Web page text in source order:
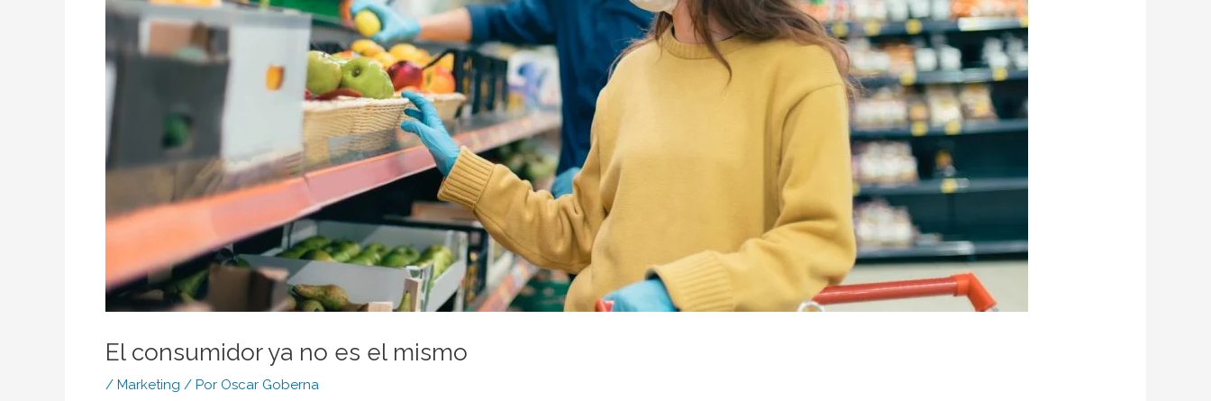
El consumidor ya no es el mismo
/ Marketing / Por Oscar Goberna